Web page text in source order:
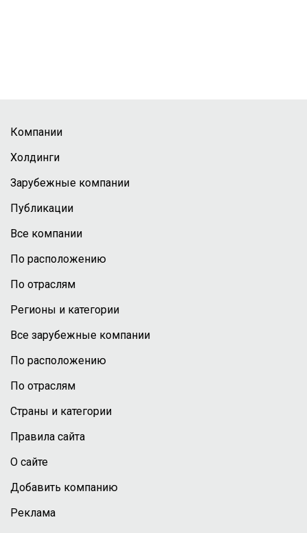
Компании
Холдинги
Зарубежные компании
Публикации
Все компании
По расположению
По отраслям
Регионы и категории
Все зарубежные компании
По расположению
По отраслям
Страны и категории
Правила сайта
О сайте
Добавить компанию
Реклама